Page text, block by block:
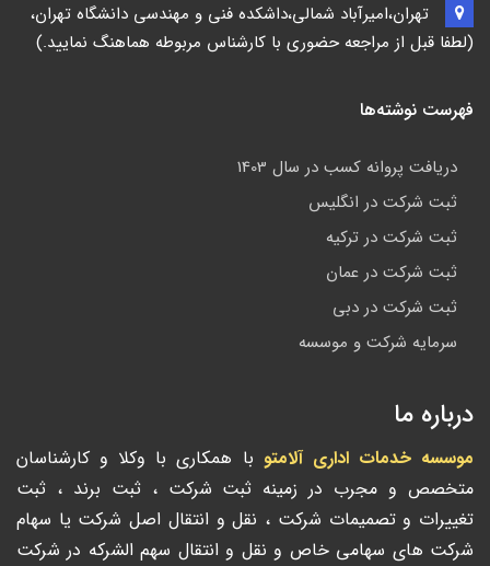
تهران،امیرآباد شمالی،داشکده فنی و مهندسی دانشگاه تهران،
(لطفا قبل از مراجعه حضوری با کارشناس مربوطه هماهنگ نمایید.)
فهرست نوشته‌ها
دریافت پروانه کسب در سال 1403
ثبت شرکت در انگلیس
ثبت شرکت در ترکیه
ثبت شرکت در عمان
ثبت شرکت در دبی
سرمایه شرکت و موسسه
درباره ما
موسسه خدمات اداری آلامتو با همکاری با وکلا و کارشناسان
متخصص و مجرب در زمینه ثبت شرکت ، ثبت برند ، ثبت
تغییرات و تصمیمات شرکت ، نقل و انتقال اصل شرکت یا سهام
شرکت های سهامی خاص و نقل و انتقال سهم الشرکه در شرکت